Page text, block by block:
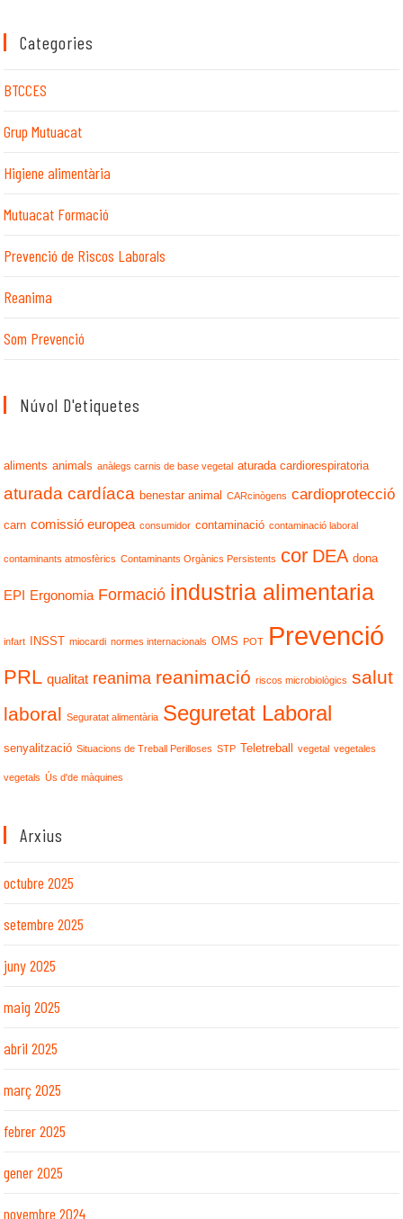
Categories
BTCCES
Grup Mutuacat
Higiene alimentària
Mutuacat Formació
Prevenció de Riscos Laborals
Reanima
Som Prevenció
Núvol D'etiquetes
aliments animals anàlegs carnis de base vegetal aturada cardiorespiratoria
aturada cardíaca benestar animal CARcinògens cardioprotecció
carn comissió europea consumidor contaminació contaminació laboral
contaminants atmosfèrics Contaminants Orgànics Persistents cor DEA dona
EPI Ergonomia Formació industria alimentaria
infart INSST miocardi normes internacionals OMS POT Prevenció
PRL qualitat reanima reanimació riscos microbiològics salut
laboral Seguratat alimentària Seguretat Laboral
senyalització Situacions de Treball Perilloses STP Teletreball vegetal vegetales
vegetals Ús d'de màquines
Arxius
octubre 2025
setembre 2025
juny 2025
maig 2025
abril 2025
març 2025
febrer 2025
gener 2025
novembre 2024